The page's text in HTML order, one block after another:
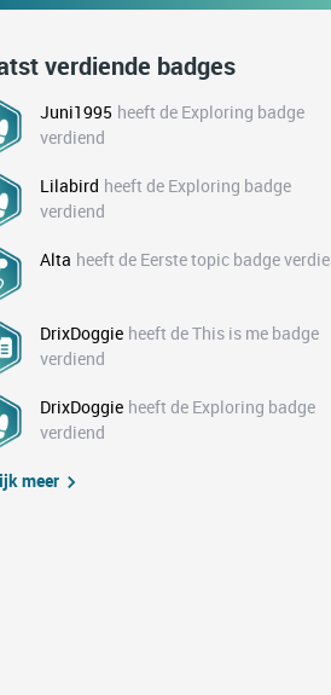
verdiende badges
Juni1995 heeft de Exploring badge
verdiend
Lilabird heeft de Exploring badge
verdiend
Alta heeft de Eerste topic badge
DrixDoggie heeft de This is me badge
verdiend
DrixDoggie heeft de Exploring badge
verdiend
meer